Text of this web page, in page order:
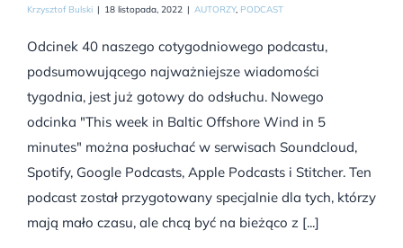
Krzysztof Bulski | 18 listopada, 2022 | AUTORZY, PODCAST
Odcinek 40 naszego cotygodniowego podcastu,
podsumowującego najważniejsze wiadomości
tygodnia, jest już gotowy do odsłuchu. Nowego
odcinka "This week in Baltic Offshore Wind in 5
minutes" można posłuchać w serwisach Soundcloud,
Spotify, Google Podcasts, Apple Podcasts i Stitcher. Ten
podcast został przygotowany specjalnie dla tych, którzy
mają mało czasu, ale chcą być na bieżąco z [...]